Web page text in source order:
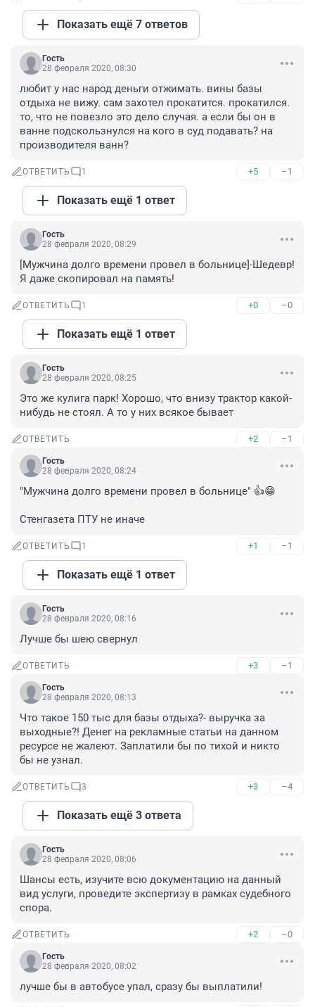
Показать ещё 7 ответов
Гость
28 февраля 2020, 08:30
любит у нас народ деньги отжимать. вины базы
отдыха не вижу. сам захотел прокатится. прокатился.
то, что не повезло это дело случая. а если бы он в
ванне подскользнулся на кого в суд подавать? на
производителя ванн?
ОТВЕТИТЬ 1 +5 –1
Показать ещё 1 ответ
Гость
28 февраля 2020, 08:29
[Мужчина долго времени провел в больнице]-Шедевр!
Я даже скопировал на память!
ОТВЕТИТЬ 1 +0 –0
Показать ещё 1 ответ
Гость
28 февраля 2020, 08:25
Это же кулига парк! Хорошо, что внизу трактор какой-
нибудь не стоял. А то у них всякое бывает
ОТВЕТИТЬ +2 –1
Гость
28 февраля 2020, 08:24
"Мужчина долго времени провел в больнице" 👍😁
Стенгазета ПТУ не иначе
ОТВЕТИТЬ 1 +1 –1
Показать ещё 1 ответ
Гость
28 февраля 2020, 08:16
Лучше бы шею свернул
ОТВЕТИТЬ +3 –1
Гость
28 февраля 2020, 08:13
Что такое 150 тыс для базы отдыха?- выручка за
выходные?! Денег на рекламные статьи на данном
ресурсе не жалеют. Заплатили бы по тихой и никто
бы не узнал.
ОТВЕТИТЬ 3 +3 –4
Показать ещё 3 ответа
Гость
28 февраля 2020, 08:06
Шансы есть, изучите всю документацию на данный
вид услуги, проведите экспертизу в рамках судебного
спора.
ОТВЕТИТЬ +2 –0
Гость
28 февраля 2020, 08:02
лучше бы в автобусе упал, сразу бы выплатили!